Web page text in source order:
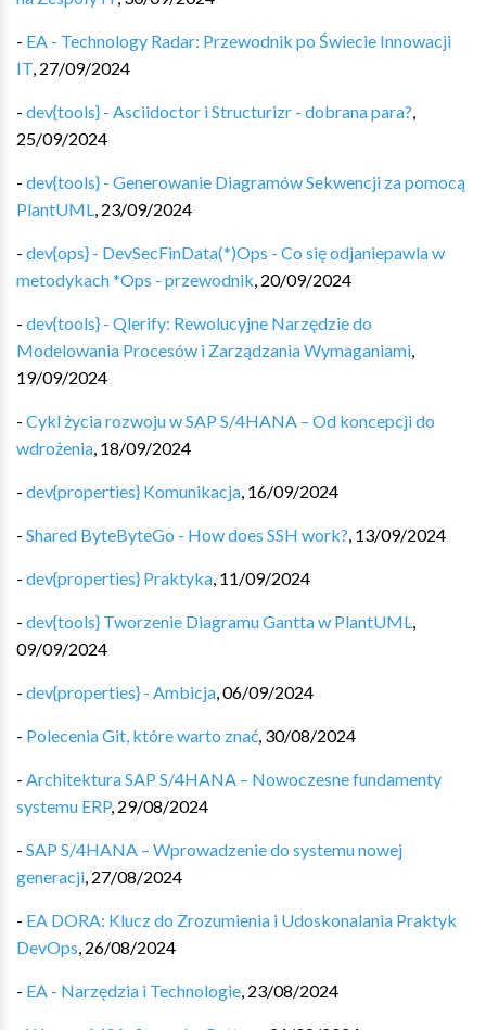
- EA - Technology Radar: Przewodnik po Świecie Innowacji
IT, 27/09/2024
- dev{tools} - Asciidoctor i Structurizr - dobrana para?,
25/09/2024
- dev{tools} - Generowanie Diagramów Sekwencji za pomocą
PlantUML, 23/09/2024
- dev{ops} - DevSecFinData(*)Ops - Co się odjaniepawla w
metodykach *Ops - przewodnik, 20/09/2024
- dev{tools} - Qlerify: Rewolucyjne Narzędzie do
Modelowania Procesów i Zarządzania Wymaganiami,
19/09/2024
- Cykl życia rozwoju w SAP S/4HANA – Od koncepcji do
wdrożenia, 18/09/2024
- dev{properties} Komunikacja, 16/09/2024
- Shared ByteByteGo - How does SSH work?, 13/09/2024
- dev{properties} Praktyka, 11/09/2024
- dev{tools} Tworzenie Diagramu Gantta w PlantUML,
09/09/2024
- dev{properties} - Ambicja,06/09/2024
- Polecenia Git, które warto znać, 30/08/2024
- Architektura SAP S/4HANA – Nowoczesne fundamenty
systemu ERP, 29/08/2024
- SAP S/4HANA – Wprowadzenie do systemu nowej
generacji, 27/08/2024
- EA DORA: Klucz do Zrozumienia i Udoskonalania Praktyk
DevOps, 26/08/2024
- EA - Narzędzia i Technologie, 23/08/2024